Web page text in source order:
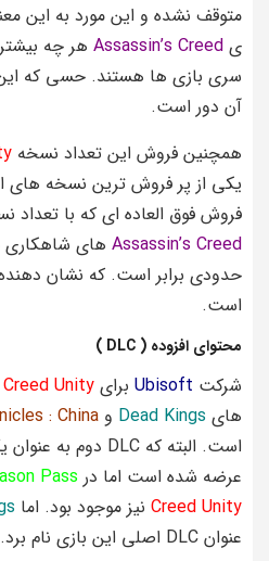
متوقف نشده و این مورد به این
ی Assassin’s Creed هر چه
سری بازی ها هستند. حسی که
آن دور است.
همچنین فروش این تعداد نسخه
یکی از پر فروش ترین نسخه های
فروش فوق العاده ای که با
Assassin’s Creed های شاهکاری
حدودی برابر است. که نشان
است.
محتوای افزوده ( DLC )
شرکت Ubisoft برایCreed Unity
های Dead Kings و : China
است. البته که DLC دوم به عنوان
عرضه شده است اما در Pass
Creed Unity نیز موجود بود. اما
عنوان DLC اصلی این بازی نام برد.